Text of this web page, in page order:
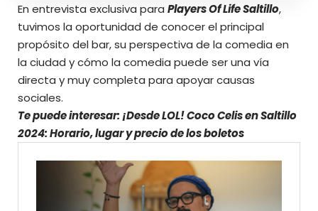
En entrevista exclusiva para Players Of Life Saltillo,
tuvimos la oportunidad de conocer el principal
propósito del bar, su perspectiva de la comedia en
la ciudad y cómo la comedia puede ser una vía
directa y muy completa para apoyar causas
sociales.
Te puede interesar: ¡Desde LOL! Coco Celis en Saltillo
2024: Horario, lugar y precio de los boletos